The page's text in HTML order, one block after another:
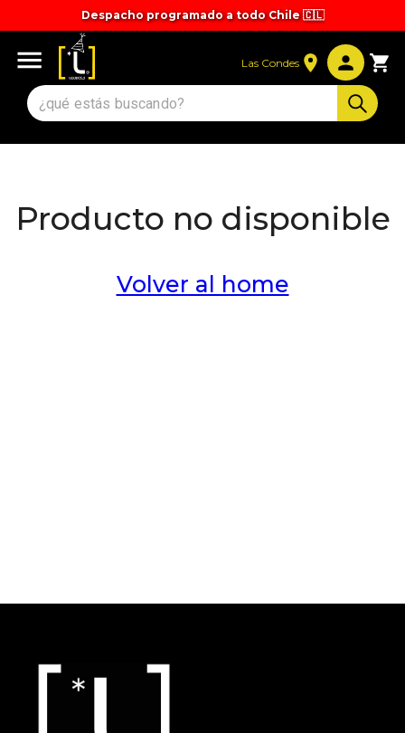
Despacho programado a todo Chile 🇨🇱
Tiempos y valores de despacho 🚚
Las Condes
Producto no disponible
Volver al home